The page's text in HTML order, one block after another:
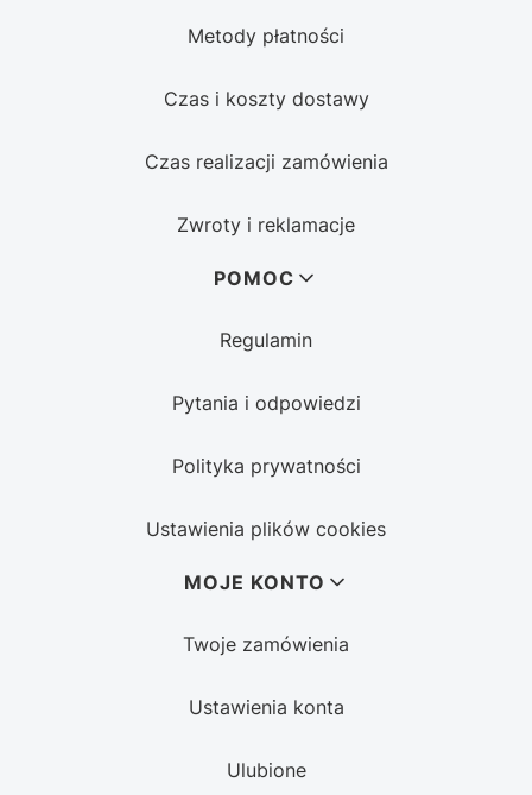
Metody płatności
Czas i koszty dostawy
Czas realizacji zamówienia
Zwroty i reklamacje
POMOC
Regulamin
Pytania i odpowiedzi
Polityka prywatności
Ustawienia plików cookies
MOJE KONTO
Twoje zamówienia
Ustawienia konta
Ulubione